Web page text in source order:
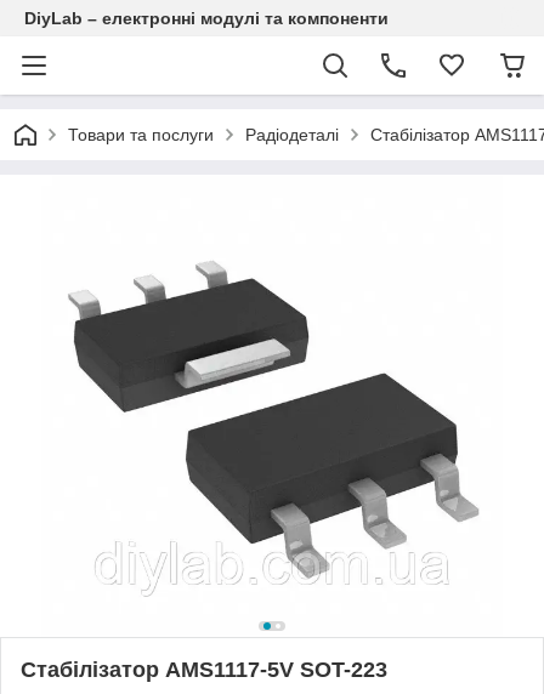
DiyLab – електронні модулі та компоненти
Товари та послуги Радіодеталі Стабілізатор
Стабілізатор AMS1117-5V SOT-223